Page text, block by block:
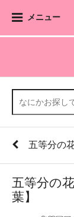
メニュー
五等分の
五等分の
葉】